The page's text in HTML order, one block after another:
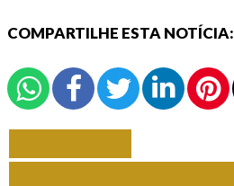
COMPARTILHE ESTA NOTÍCIA: